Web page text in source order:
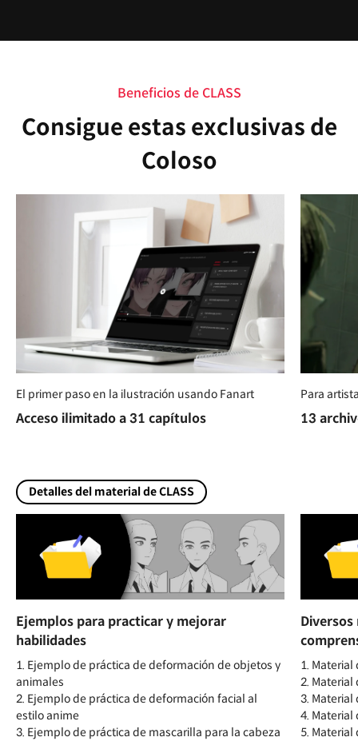
Beneficios de CLASS
Consigue estas exclusivas de
Coloso
El primer paso en la ilustración usando Fanart
Acceso ilimitado a 31 capítulos
Para
13
Detalles del material de CLASS
Ejemplos para practicar y mejorar
habilidades
1. Ejemplo de práctica de deformación de objetos y
animales
2. Ejemplo de práctica de deformación facial al
estilo anime
3. Ejemplo de práctica de mascarilla para la cabeza
1. Material
2. Material
3. Material
4. Material
5.